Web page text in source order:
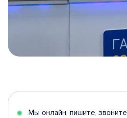
5
Мы онлайн, пишите, звоните